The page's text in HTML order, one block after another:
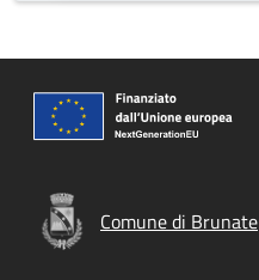
Comune di Brunate